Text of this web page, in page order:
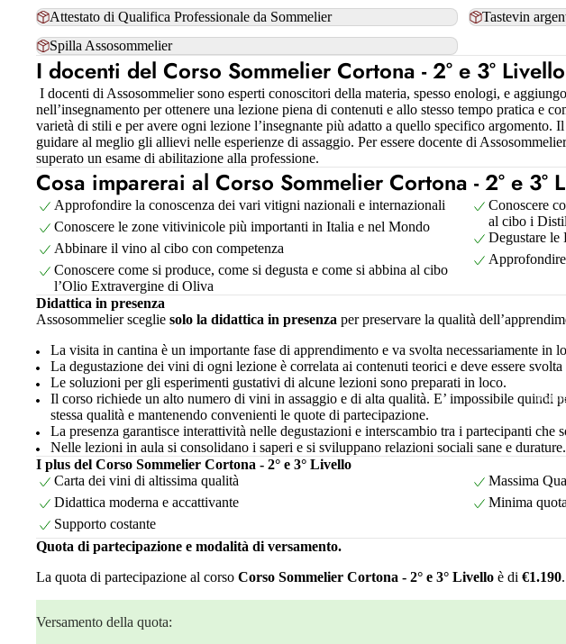
Attestato di Qualifica Professionale da Sommelier
Tastevin
Spilla Assosommelier
I docenti del Corso Sommelier Cortona - 2° e 3° Livello
I docenti di Assosommelier sono esperti conoscitori della materia, spesso enologi, e
nell’insegnamento per ottenere una lezione piena di contenuti e allo stesso tempo pratica e
varietà di stili e per avere ogni lezione l’insegnante più adatto a quello specifico argomento.
guidare al meglio gli allievi nelle esperienze di assaggio. Per essere docente di
superato un esame di abilitazione alla professione.
Cosa imparerai al Corso Sommelier Cortona - 2° e 3°
Approfondire la conoscenza dei vari vitigni nazionali e internazionali
Conoscere le zone vitivinicole più importanti in Italia e nel Mondo
Abbinare il vino al cibo con competenza
Conoscere come si produce, come si degusta e come si abbina al cibo
l’Olio Extravergine di Oliva
Conoscere
al cibo i
Degustare le
Didattica in presenza
Assosommelier sceglie solo la didattica in presenza per preservare la qualità
La visita in cantina è un importante fase di apprendimento e va svolta necessariamente in
La degustazione dei vini di ogni lezione è correlata ai contenuti teorici e deve essere svolta
Le soluzioni per gli esperimenti gustativi di alcune lezioni sono preparati in loco.
Il corso richiede un alto numero di vini in assaggio e di alta qualità. E’ impossibile quindi
stessa qualità e mantenendo convenienti le quote di partecipazione.
La presenza garantisce interattività nelle degustazioni e interscambio tra i partecipanti che
Nelle lezioni in aula si consolidano i saperi e si sviluppano relazioni sociali sane e durature.
I plus del Corso Sommelier Cortona - 2° e 3° Livello
Carta dei vini di altissima qualità
Didattica moderna e accattivante
Supporto costante
Massima
Minima
Quota di partecipazione e modalità di versamento.
La quota di partecipazione al corso Corso Sommelier Cortona - 2° e 3° Livello è di €1.190.
Versamento della quota: